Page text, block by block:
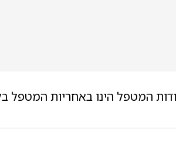
המטפל הינו באחריות המטפל